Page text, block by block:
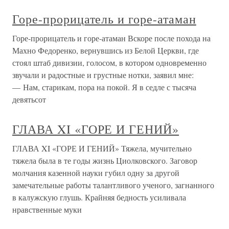
Горе-прорицатель и горе-атаман
Горе-прорицатель и горе-атаман Вскоре после похода на
Махно Федоренко, вернувшись из Белой Церкви, где
стоял штаб дивизии, голосом, в котором одновременно
звучали и радостные и грустные нотки, заявил мне:
— Нам, старикам, пора на покой. Я в седле с тысяча
девятьсот
ГЛАВА XI «ГОРЕ И ГЕНИЙ»
ГЛАВА XI «ГОРЕ И ГЕНИЙ» Тяжела, мучительно
тяжела была в те годы жизнь Циолковского. Заговор
молчания казенной науки губил одну за другой
замечательные работы талантливого ученого, загнанного
в калужскую глушь. Крайняя бедность усиливала
нравственные муки